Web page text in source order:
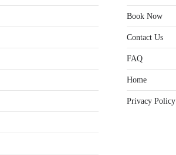
Book Now
Contact Us
FAQ
Home
Privacy Policy